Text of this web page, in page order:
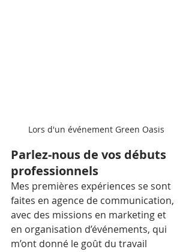
Lors d'un événement Green Oasis
Parlez-nous de vos débuts
professionnels
Mes premières expériences se sont
faites en agence de communication,
avec des missions en marketing et
en organisation d’événements, qui
m’ont donné le goût du travail